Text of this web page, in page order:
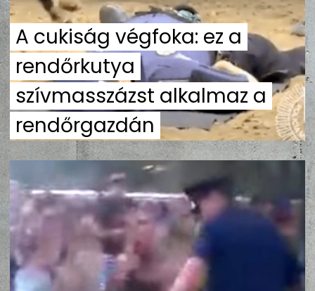
ZENE
MÉDIAAJÁNLAT
IMPRESSZUM
PR-ARCHÍVUM
ADATKEZELÉSI TÁJÉKOZTATÓ
A cukiság végfoka: ez a
rendőrkutya
szívmasszázst alkalmaz a
rendőrgazdán